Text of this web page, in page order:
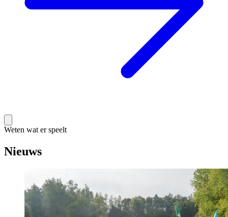
Weten wat er speelt
Nieuws